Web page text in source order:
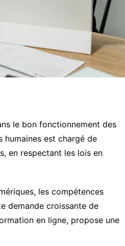
le bon fonctionnement des
humaines est chargé de
en respectant les lois en
les compétences
demande croissante de
en ligne, propose une